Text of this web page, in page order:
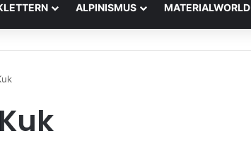
ALPINISMUS MATERIALWORLD